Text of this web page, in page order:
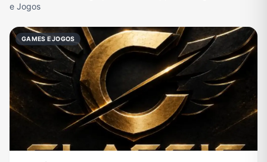
e Jogos
GAMES E JOGOS